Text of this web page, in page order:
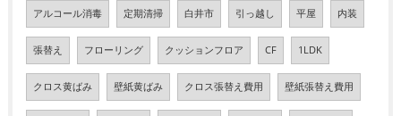
アルコール消毒 定期清掃 白井市 引っ越し 平屋 内装
張替え フローリング クッションフロア CF 1LDK
クロス黄ばみ 壁紙黄ばみ クロス張替え費用 壁紙張替え費用